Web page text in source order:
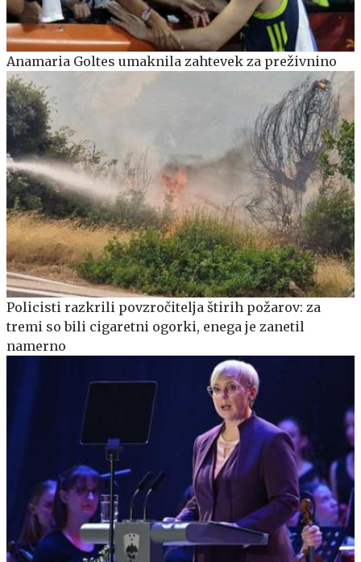
Anamaria Goltes umaknila zahtevek za preživnino
Policisti razkrili povzročitelja štirih požarov: za
tremi so bili cigaretni ogorki, enega je zanetil
namerno